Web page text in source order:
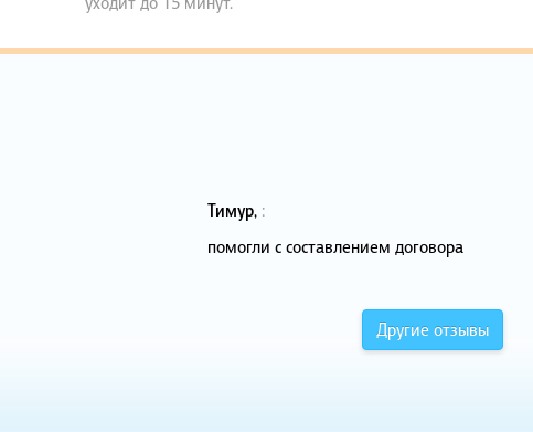
Тимур, :
помогли с составлением договора
Другие отзывы